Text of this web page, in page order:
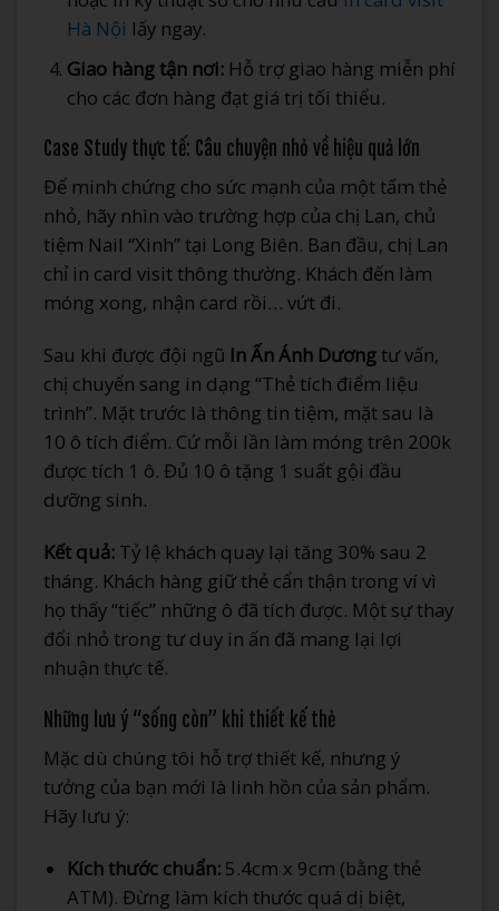
Hà Nội lấy ngay.
Giao hàng tận nơi:Hỗ trợ giao hàng miễn phí
cho các đơn hàng đạt giá trị tối thiểu.
Case Study thực tế: Câu chuyện nhỏ về hiệu quả lớn
Để minh chứng cho sức mạnh của một tấm thẻ
nhỏ, hãy nhìn vào trường hợp của chị Lan, chủ
tiệm Nail “Xinh” tại Long Biên. Ban đầu, chị Lan
chỉ in card visit thông thường. Khách đến làm
móng xong, nhận card rồi… vứt đi.
Sau khi được đội ngũ In Ấn Ánh Dương tư vấn,
chị chuyển sang in dạng “Thẻ tích điểm liệu
trình”. Mặt trước là thông tin tiệm, mặt sau là
10 ô tích điểm. Cứ mỗi lần làm móng trên 200k
được tích 1 ô. Đủ 10 ô tặng 1 suất gội đầu
dưỡng sinh.
Kết quả: Tỷ lệ khách quay lại tăng 30% sau 2
tháng. Khách hàng giữ thẻ cẩn thận trong ví vì
họ thấy “tiếc” những ô đã tích được. Một sự thay
đổi nhỏ trong tư duy in ấn đã mang lại lợi
nhuận thực tế.
Những lưu ý “sống còn” khi thiết kế thẻ
Mặc dù chúng tôi hỗ trợ thiết kế, nhưng ý
tưởng của bạn mới là linh hồn của sản phẩm.
Hãy lưu ý:
Kích thước chuẩn:5.4cm x 9cm (bằng thẻ
ATM). Đừng làm kích thước quá dị biệt,